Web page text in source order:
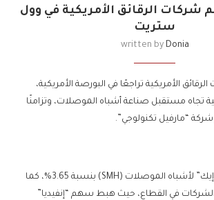
الرقائق الأمريكية في وول
ستريت
written by Donia
الأمريكية تراجعًا في البورصة الأمريكية،
تجاه مستقبل صناعة أشباه الموصلات، وتزامنًا
“مارفيل تكنولوجي”.
وانخفض مؤشر “فان إيك” لأشباه الموصلات (SMH) بنسبة 3.65%، كما
في القطاع، حيث هبط سهم “إنفيديا”